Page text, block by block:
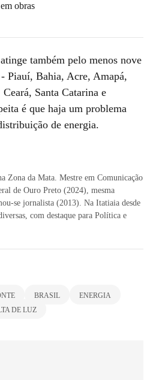
obras
também pelo menos nove
Piauí, Bahia, Acre, Amapá,
Santa Catarina e
é que haja um problema
de energia.
Zona da Mata. Mestre em Comunicação
de Ouro Preto (2024), mesma
se jornalista (2013). Na Itatiaia desde
com destaque para Política e
BRASIL
ENERGIA
DE LUZ